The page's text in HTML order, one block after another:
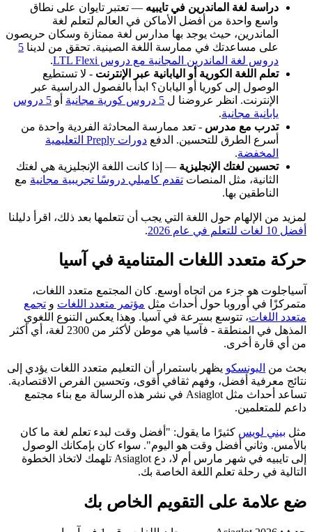
دراسة لغة الماندرين في تايبيه — تعتبر تايوان على نطاق
واسع واحدة من أفضل الأماكن في العالم لتعلم لغة
الماندرين، حيث يوجد بها مدارس لغة ممتازة وسكان حريصون
على مساعدتك في ممارسة اللغة الصينية. تحقق من لدينا 5
دروس لغة الماندرين المجانية مع دروس LTL Flexi
.
تعلم اللغة الكورية أو اليابانية عبر الإنترنت - لا تستطيع
الوصول إلى كوريا أو اليابان؟ ابدأ بالفصول الدراسية عبر
الإنترنت. انظر عروضنا ل 5 دروس كورية مجانية أو
5 دروس
يابانية مجانية.
تدرب مع مدرس - تعد ممارسة المحادثة الفردية واحدة من
أسرع الطرق للتحسين. الدفع
دورات Preply التعليمية
المخفضة.
تحسين لغتك الإنجليزية — إذا كانت اللغة الإنجليزية هي لغتك
الثانية، مثل المنصات تقدم كامبلي دروسًا تجريبية مجانية مع
الناطقين بها.
لمزيد من الإلهام حول اللغة التي يجب أن تتعلمها بعد ذلك، اقرأ دليلنا
أفضل 10 لغات للتعلم في عام 2026
.
حركة متعدد اللغات المتنامية في آسيا
آسياجلوت هو جزء من اتجاه أوسع. كان المجتمع متعدد اللغات،
متمركزًا في أوروبا حول أحداث مثل مؤتمر متعدد اللغات و تجمع
متعدد اللغات، تتوسع بسرعة في آسيا. وهذا يعكس التنوع اللغوي
المذهل في المنطقة - فآسيا هي موطن لأكثر من 2300 لغة، أي أكثر
من أي قارة أخرى.
بحث من اليونسكو يظهر باستمرار أن التعليم متعدد اللغات يؤدي إلى
نتائج معرفية أفضل، وفهم ثقافي أقوى، وتحسين الفرص الاقتصادية.
تساعد أحداث مثل Asiaglot في نشر هذه الرسالة مع بناء مجتمع
داعم للمتعلمين.
مثل بيني لويس كثيرًا ما يقول: "أفضل وقت لبدء تعلم لغة ما كان
بالأمس. وثاني أفضل وقت هو اليوم". سواء كان بإمكانك الوصول
إلى تايبيه في شهر مارس أم لا، دع Asiaglot تلهمك لاتخاذ الخطوة
التالية في رحلة تعلم اللغة الخاصة بك.
ضع علامة على التقويم الخاص بك